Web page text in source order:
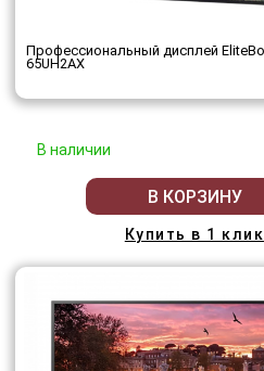
Профессиональный дисплей
65UH2AX
В наличии
В КОРЗИНУ
Купить в 1 клик